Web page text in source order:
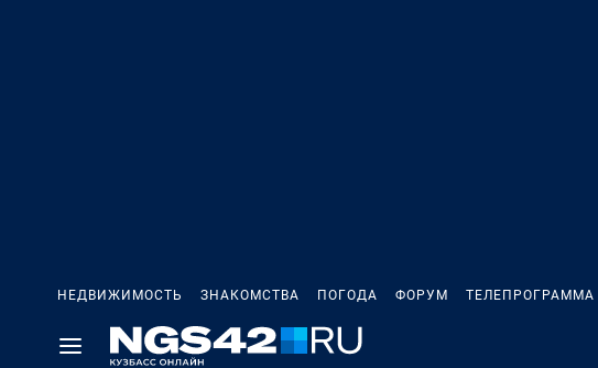
НЕДВИЖИМОСТЬ ЗНАКОМСТВА ПОГОДА ФОРУМ ТЕЛЕПРОГРАММА